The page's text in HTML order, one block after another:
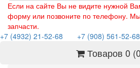
Если на сайте Вы не видите нужной
форму или позвоните по телефону.
запчасти.
+7 (4932) 21-52-68
+7 (908) 561-52-68
Товаров 0